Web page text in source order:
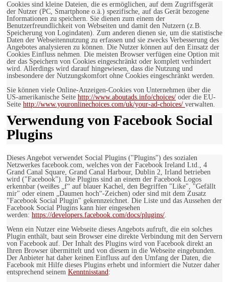
Cookies sind kleine Dateien, die es ermöglichen, auf dem Zugriffsgerät
der Nutzer (PC, Smartphone o.ä.) spezifische, auf das Gerät bezogene
Informationen zu speichern. Sie dienen zum einem der
Benutzerfreundlichkeit von Webseiten und damit den Nutzern (z.B.
Speicherung von Logindaten). Zum anderen dienen sie, um die statistische
Daten der Webseitennutzung zu erfassen und sie zwecks Verbesserung des
Angebotes analysieren zu können. Die Nutzer können auf den Einsatz der
Cookies Einfluss nehmen. Die meisten Browser verfügen eine Option mit
der das Speichern von Cookies eingeschränkt oder komplett verhindert
wird. Allerdings wird darauf hingewiesen, dass die Nutzung und
insbesondere der Nutzungskomfort ohne Cookies eingeschränkt werden.
Sie können viele Online-Anzeigen-Cookies von Unternehmen über die
US-amerikanische Seite http://www.aboutads.info/choices/ oder die EU-
Seite http://www.youronlinechoices.com/uk/your-ad-choices/ verwalten.
Verwendung von Facebook Social
Plugins
Dieses Angebot verwendet Social Plugins ("Plugins") des sozialen
Netzwerkes facebook.com, welches von der Facebook Ireland Ltd., 4
Grand Canal Square, Grand Canal Harbour, Dublin 2, Irland betrieben
wird ("Facebook"). Die Plugins sind an einem der Facebook Logos
erkennbar (weißes „f“ auf blauer Kachel, den Begriffen "Like", "Gefällt
mir" oder einem „Daumen hoch“-Zeichen) oder sind mit dem Zusatz
"Facebook Social Plugin" gekennzeichnet. Die Liste und das Aussehen der
Facebook Social Plugins kann hier eingesehen
werden: https://developers.facebook.com/docs/plugins/.
Wenn ein Nutzer eine Webseite dieses Angebots aufruft, die ein solches
Plugin enthält, baut sein Browser eine direkte Verbindung mit den Servern
von Facebook auf. Der Inhalt des Plugins wird von Facebook direkt an
Ihren Browser übermittelt und von diesem in die Webseite eingebunden.
Der Anbieter hat daher keinen Einfluss auf den Umfang der Daten, die
Facebook mit Hilfe dieses Plugins erhebt und informiert die Nutzer daher
entsprechend seinem Kenntnisstand: